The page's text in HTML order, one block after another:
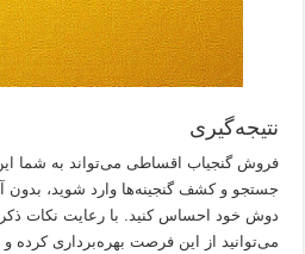
نتیجه‌گیری
فروش گنجیاب اقساطی می‌تواند به شما
جستجو و کشف گنجینه‌ها وارد شوید، بدون
دوش خود احساس کنید. با رعایت نکات
می‌توانید از این فرصت بهره‌برداری کرده